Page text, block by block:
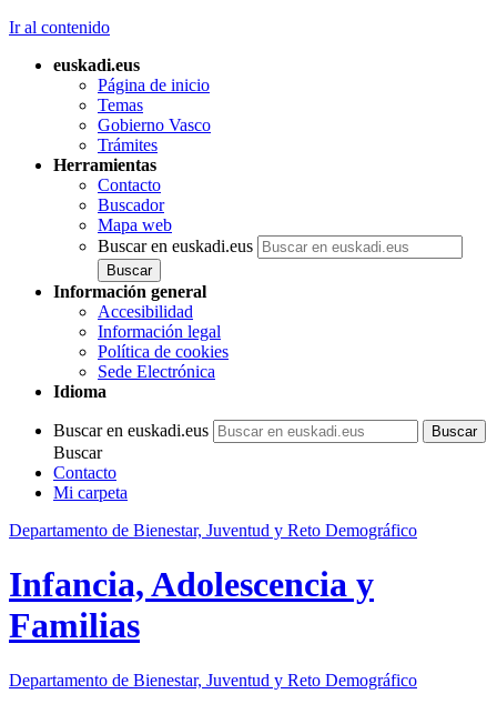
Ir al contenido
euskadi.eus
Página de inicio
Temas
Gobierno Vasco
Trámites
Herramientas
Contacto
Buscador
Mapa web
Buscar en euskadi.eus
Información general
Accesibilidad
Información legal
Política de cookies
Sede Electrónica
Idioma
Buscar en euskadi.eus
Buscar
Contacto
Mi carpeta
Departamento de Bienestar, Juventud y Reto Demográfico
Infancia, Adolescencia y
Familias
Departamento de Bienestar, Juventud y Reto Demográfico